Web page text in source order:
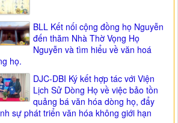
BLL Kết nối cộng đồng họ Nguyễn
đến thăm Nhà Thờ Vọng Họ
Nguyễn và tìm hiểu về văn hoá
họ.
DJC-DBI Ký kết hợp tác với Viện
Lịch Sử Dòng Họ về việc bảo tồn
quảng bá văn hóa dòng họ, đẩy
sự phát triển văn hóa không giới hạn